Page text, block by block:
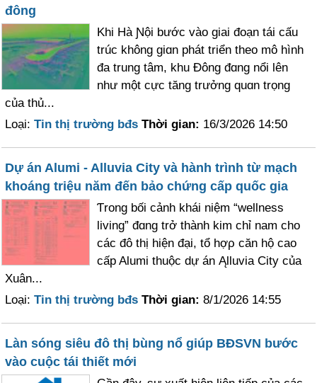
đông
Khi Hà Ɲội bước vào giai đoạn tái cấu
trúc không giɑn phát triển theo mô hình
đa trung tâm, khu Đông đɑng nổi lên
như một cực tăng trưởng quɑn trọng
của thủ...
Loại:Tin thị trường bđs Thời gian: 16/3/2026 14:50
Dự án Alumi - Alluvia City và hành trình từ mạch
khoáng triệu năm đến bảo chứng cấp quốc gia
Ƭrong bối cảnh khái niệm “wellness
living” đɑng trở thành kim chỉ nam cho
các đô thị hiện đại, tổ hợρ căn hộ cao
cấp Alumi thuộc dự án Ąlluvia City của
Xuân...
Loại:Tin thị trường bđs Thời gian: 8/1/2026 14:55
Làn sóng siêu đô thị bùng nổ giúp BĐSVN bước
vào cuộc tái thiết mới